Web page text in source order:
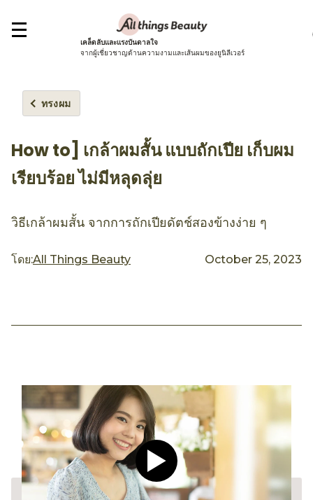
เคล็ดลับและแรงบันดาลใจ
จากผู้เชี่ยวชาญด้านความงามและเส้นผมของยูนิลีเวอร์
ทรงผม
How to] เกล้าผมสั้น แบบถักเปีย เก็บผม
เรียบร้อย ไม่มีหลุดลุ่ย
วิธีเกล้าผมสั้น จากการถักเปียดัตช์สองข้างง่าย ๆ
โดย:All Things Beauty October 25, 2023
Play video CLEAR Men